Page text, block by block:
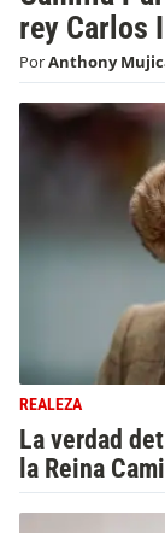
rey Carlos
PorAnthony
REALEZA
La verdad
la Reina